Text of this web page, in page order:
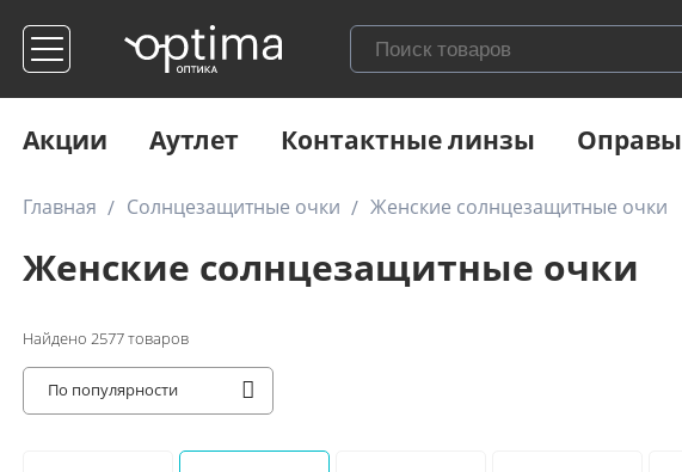
Акции Аутлет Контактные линзы Оправы
Главная Солнцезащитные очки Женские солнцезащитные очки
Женские солнцезащитные очки
Найдено 2577товаров
По популярности